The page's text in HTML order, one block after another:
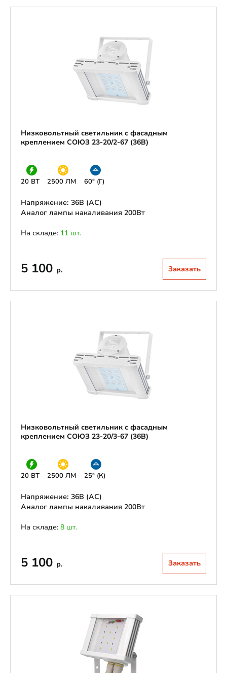
Низковольтный светильник с фасадным
креплением СОЮЗ 23-20/2-67 (36В)
20 ВТ 2500 ЛМ 60° (Г)
Напряжение: 36В (АС)
Аналог лампы накаливания 200Вт
На складе: 11 шт.
5 100 р. Заказать
Низковольтный светильник с фасадным
креплением СОЮЗ 23-20/3-67 (36В)
20 ВТ 2500 ЛМ 25° (К)
Напряжение: 36В (АС)
Аналог лампы накаливания 200Вт
На складе: 8 шт.
5 100 р. Заказать